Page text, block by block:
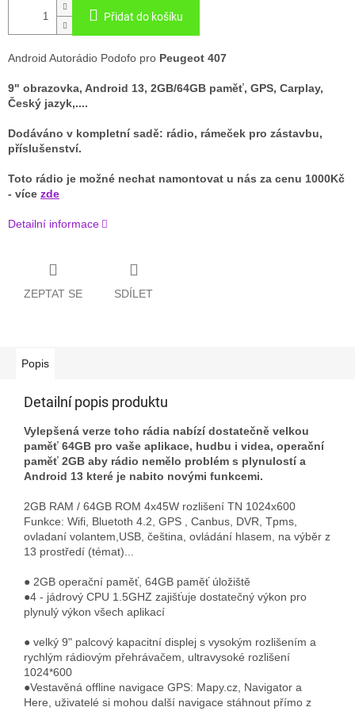
Přidat do košíku
Android Autorádio Podofo pro Peugeot 407
9" obrazovka, Android 13, 2GB/64GB paměť, GPS, Carplay,
Český jazyk,....
Dodáváno v kompletní sadě: rádio, rámeček pro zástavbu,
příslušenství.
Toto rádio je možné nechat namontovat u nás za cenu 1000Kč
- více zde
Detailní informace
ZEPTAT SE SDÍLET
Popis
Detailní popis produktu
Vylepšená verze toho rádia nabízí dostatečně velkou
paměť 64GB pro vaše aplikace, hudbu i videa, operační
paměť 2GB aby rádio nemělo problém s plynulostí a
Android 13 které je nabito novými funkcemi.
2GB RAM / 64GB ROM 4x45W rozlišení TN 1024x600
Funkce: Wifi, Bluetoth 4.2, GPS , Canbus, DVR, Tpms,
ovladaní volantem,USB, čeština, ovládání hlasem, na výběr z
13 prostředí (témat)...
● 2GB operační paměť, 64GB paměť úložiště
●4 - jádrový CPU 1.5GHZ zajišťuje dostatečný výkon pro
plynulý výkon všech aplikací
● velký 9" palcový kapacitní displej s vysokým rozlišením a
rychlým rádiovým přehrávačem, ultravysoké rozlišení
1024*600
●Vestavěná offline navigace GPS: Mapy.cz, Navigator a
Here, uživatelé si mohou další navigace stáhnout přímo z